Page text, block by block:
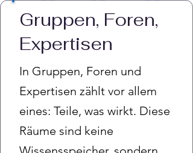
Gruppen, Foren,
Expertisen
In Gruppen, Foren und
Expertisen zählt vor allem
eines: Teile, was wirkt. Diese
Räume sind keine